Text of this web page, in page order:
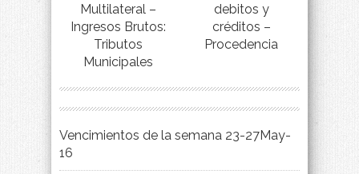
Multilateral –
Ingresos Brutos:
Tributos
Municipales
debitos y
créditos –
Procedencia
Vencimientos de la semana 23-27May-
16